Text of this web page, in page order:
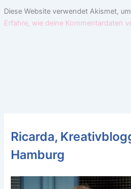
Diese Website verwendet Akismet,
Erfahre, wie deine Kommentardaten
Ricarda,
Hamburg